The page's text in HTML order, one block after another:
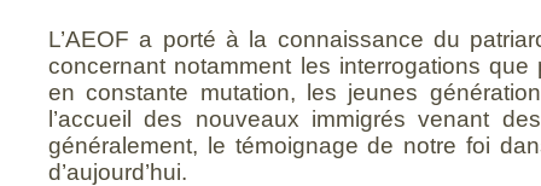
L’AEOF a porté à la connaissance du
concernant notamment les interrogations
en constante mutation, les jeunes
l’accueil des nouveaux immigrés venant
généralement, le témoignage de notre foi
d’aujourd’hui.